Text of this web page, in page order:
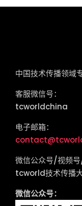
中国技术传播领域
客服微信号：
tcworldchina
电子邮箱：
微信公众号/视频号/
tcworld技术传播
微信公众号：